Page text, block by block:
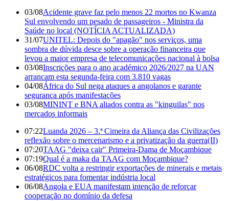
03/08Acidente grave faz pelo menos 22 mortos no Kwanza
Sul envolvendo um pesado de passageiros - Ministra da
Saúde no local (NOTÍCIA ACTUALIZADA)
31/07UNITEL: Depois do "apagão" nos serviços, uma
sombra de dúvida desce sobre a operação financeira que
levou a maior empresa de telecomunicações nacional à bolsa
03/08Inscrições para o ano académico 2026/2027 na UAN
arrancam esta segunda-feira com 3.810 vagas
04/08África do Sul nega ataques a angolanos e garante
segurança após manifestações
03/08MININT e BNA aliados contra as "kinguilas" nos
mercados informais
07:22Luanda 2026 – 3.ª Cimeira da Aliança das Civilizações
reflexão sobre o mercenarismo e a privatização da guerra(II)
07:20TAAG "deixa cair" Primeira-Dama de Moçambique
07:19Qual é a maka da TAAG com Moçambique?
06/08RDC volta a restringir exportações de minerais e metais
estratégicos para fomentar indústria local
06/08Angola e EUA manifestam intenção de reforçar
cooperação no domínio da defesa